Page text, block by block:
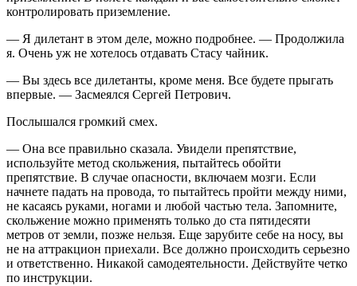
контролировать приземление.
— Я дилетант в этом деле, можно подробнее. — Продолжила
я. Очень уж не хотелось отдавать Стасу чайник.
— Вы здесь все дилетанты, кроме меня. Все будете прыгать
впервые. — Засмеялся Сергей Петрович.
Послышался громкий смех.
— Она все правильно сказала. Увидели препятствие,
используйте метод скольжения, пытайтесь обойти
препятствие. В случае опасности, включаем мозги. Если
начнете падать на провода, то пытайтесь пройти между ними,
не касаясь руками, ногами и любой частью тела. Запомните,
скольжение можно применять только до ста пятидесяти
метров от земли, позже нельзя. Еще зарубите себе на носу, вы
не на аттракцион приехали. Все должно происходить серьезно
и ответственно. Никакой самодеятельности. Действуйте четко
по инструкции.